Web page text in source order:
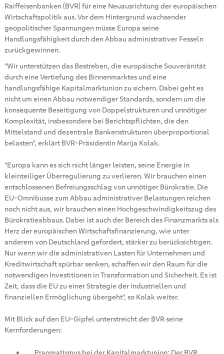
Raiffeisenbanken (BVR) für eine Neuausrichtung der europäischen
Wirtschaftspolitik aus. Vor dem Hintergrund wachsender
geopolitischer Spannungen müsse Europa seine
Handlungsfähigkeit durch den Abbau administrativer Fesseln
zurückgewinnen.
"Wir unterstützen das Bestreben, die europäische Souveränität
durch eine Vertiefung des Binnenmarktes und eine
handlungsfähige Kapitalmarktunion zu sichern. Dabei geht es
nicht um einen Abbau notwendiger Standards, sondern um die
konsequente Beseitigung von Doppelstrukturen und unnötiger
Komplexität, insbesondere bei Berichtspflichten, die den
Mittelstand und dezentrale Bankenstrukturen überproportional
belasten", erklärt BVR-Präsidentin Marija Kolak.
"Europa kann es sich nicht länger leisten, seine Energie in
kleinteiliger Überregulierung zu verlieren. Wir brauchen einen
entschlossenen Befreiungsschlag von unnötiger Bürokratie. Die
EU-Omnibusse zum Abbau administrativer Belastungen reichen
noch nicht aus, wir brauchen einen Hochgeschwindigkeitszug des
Bürokratieabbaus. Dabei ist auch der Bereich des Finanzmarkts als
Herz der europäischen Wirtschaftsfinanzierung, wie unter
anderem von Deutschland gefordert, stärker zu berücksichtigen.
Nur wenn wir die administrativen Lasten für Unternehmen und
Kreditwirtschaft spürbar senken, schaffen wir den Raum für die
notwendigen Investitionen in Transformation und Sicherheit. Es ist
Zeit, dass die EU zu einer Strategie der industriellen und
finanziellen Ermöglichung übergeht", so Kolak weiter.
Mit Blick auf den EU-Gipfel unterstreicht der BVR seine
Kernforderungen: